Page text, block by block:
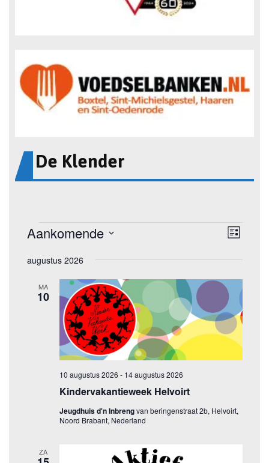
De Klender